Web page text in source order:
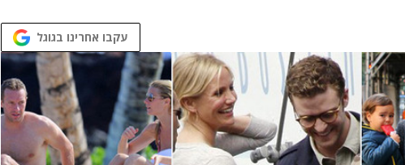
עקבו אחרינו בגוגל